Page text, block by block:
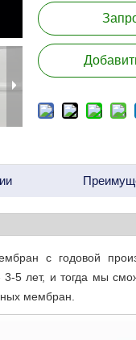
с годовой
5 лет, и тогда мы
мембран.